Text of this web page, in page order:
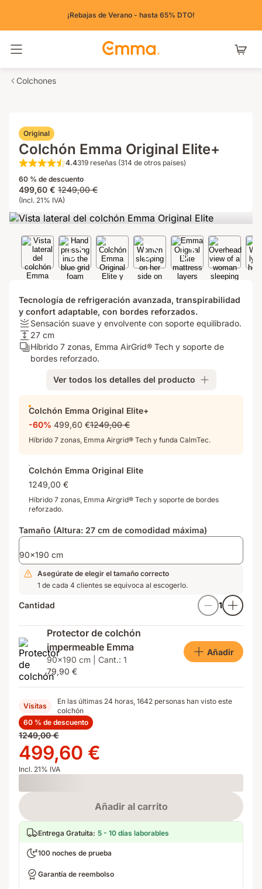
¡Rebajas de Verano - hasta 65% DTO!
Colchones
Original
Colchón Emma Original Elite+
4.4 de 5 estrellas 319 reseñas (314 de
4.4319 reseñas (314 de otros países)
60 % de descuento
Precio
499,60 €
499,60 € Precio
original
1249,00 €
1249,00 €
(Incl. 21% IVA)
Tecnología de refrigeración avanzada, transpirabilidad
y confort adaptable, con bordes reforzados.
Firmeza:
Sensación
suave
equilibrado.
Sensación suave y envolvente con soporte equilibrado.
Altura
del
colchón:
27 cm
Número
zonas,
Emma
AirGrid®
Tech
soporte
bordes
reforzado.
Híbrido 7 zonas, Emma AirGrid® Tech y soporte de
bordes reforzado.
Ver todos los detalles del producto
Colchón Emma Original Elite+
-60% 499,60 €1249,00 €
Híbrido 7 zonas, Emma Airgrid® Tech y funda CalmTec.
Colchón Emma Original Elite
1249,00 €
Híbrido 7 zonas, Emma Airgrid® Tech y soporte de bordes
reforzado.
Tamaño (Altura: 27 cm de comodidad máxima)
90x190 cm
Asegúrate de elegir el tamaño correcto
1 de cada 4 clientes se equivoca al escogerlo.
Cantidad 1
Protector de colchón
impermeable Emma
90x190 cm | Cant.: 1
79,90 €
Añadir
Visitas
En las últimas 24 horas, 1642 personas han visto este
colchón
60 % de descuento
Precio
original
1249,00 €
1249,00 €
Precio
499,60 €
499,60 €
Incl. 21% IVA
Loading
Añadir al carrito
Entrega Gratuita: 5 - 10 días laborables
100 noches de prueba
Garantía de reembolso